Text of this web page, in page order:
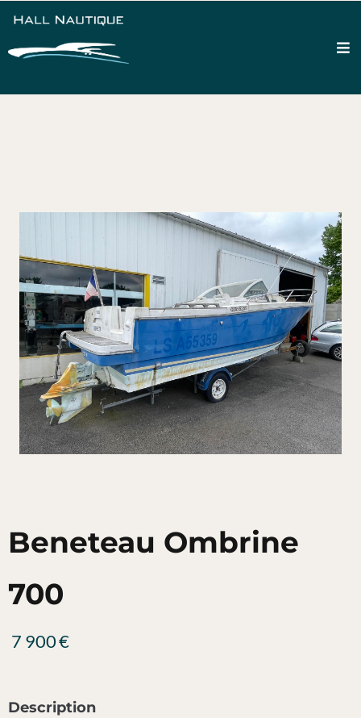
Beneteau Ombrine
700
7 900€
Description